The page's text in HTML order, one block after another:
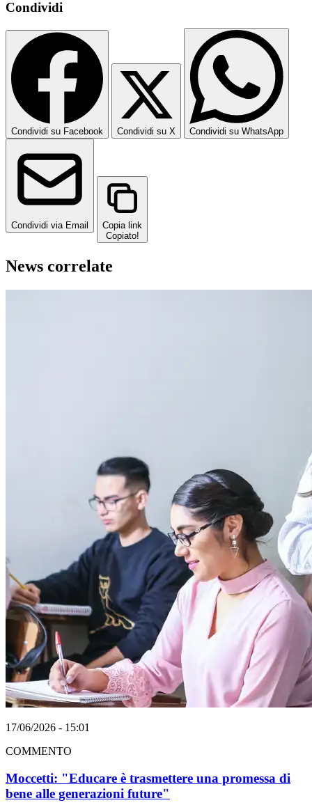
Condividi
Condividi su Facebook Condividi su X Condividi su WhatsApp
Condividi via Email
Copia link
Copiato!
News correlate
17/06/2026 - 15:01
COMMENTO
Moccetti: "Educare è trasmettere una promessa di
bene alle generazioni future"